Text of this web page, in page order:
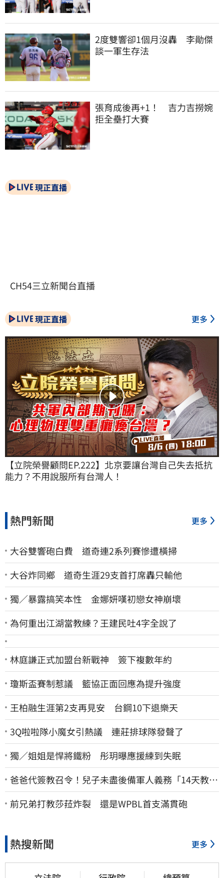
2度雙響卻1個月沒轟　李勛傑
談一軍生存法
張育成後再+1！　吉力吉撈婉
拒全壘打大賽
現正直播
CH54三立新聞台直播
現正直播 更多
【立院榮譽顧問EP.222】北京要讓台灣自己失去抵抗
能力？不用說服所有台灣人！
熱門新聞 更多
大谷雙響砲白費 道奇連2系列賽慘遭橫掃
大谷炸同鄉 道奇生涯29支首打席轟只輸他
獨／暴露搞笑本性 金娜妍嘆初戀女神崩壞
為何重出江湖當教練？王建民吐4字全說了
林庭謙正式加盟台新戰神 簽下複數年約
瓊斯盃賽制惹議 籃協正面回應為提升強度
王柏融生涯第2支再見安 台鋼10下退樂天
3Q啦啦隊小魔女引熱議 連莊排球隊發聲了
獨／姐姐是悍將鐵粉 彤玥曝應援練到失眠
爸爸代簽教召令！兒子未盡後備軍人義務「14天教召
不去」換3個月刑期
前兄弟打教莎菈炸裂 還是WPBL首支滿貫砲
熱搜新聞 更多